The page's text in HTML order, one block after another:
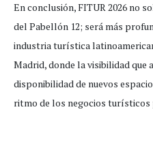
En conclusión, FITUR 2026 no
del Pabellón 12; será más
industria turística
Madrid, donde la visibilidad que
disponibilidad de nuevos
ritmo de los negocios turísticos